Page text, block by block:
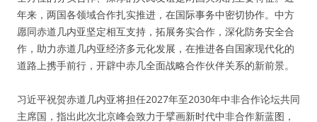
年来，两国各领域合作扎实推进，在国际事务中密切协作。中方
愿同赤道几内亚坚定相互支持，拓展务实合作，深化防务安全合
作，助力赤道几内亚经济多元化发展，在推进各自国家现代化的
道路上携手前行，开辟中赤几全面战略合作伙伴关系的新前景。
习近平祝贺赤道几内亚将担任2027年至2030年中非合作论坛共同
主席国，指出此次北京峰会致力于擘画新时代中非合作新蓝图，